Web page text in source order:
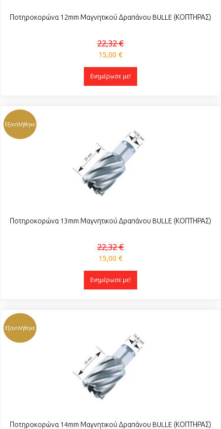
Ποτηροκορώνα 12mm Μαγνητικού Δραπάνου BULLE (ΚΟΠΤΗΡΑΣ)
22,32 €
15,00 €
Ενημέρωσε με!
Εξαντλήθηκε
Ποτηροκορώνα 13mm Μαγνητικού Δραπάνου BULLE (ΚΟΠΤΗΡΑΣ)
22,32 €
15,00 €
Ενημέρωσε με!
Εξαντλήθηκε
Ποτηροκορώνα 14mm Μαγνητικού Δραπάνου BULLE (ΚΟΠΤΗΡΑΣ)